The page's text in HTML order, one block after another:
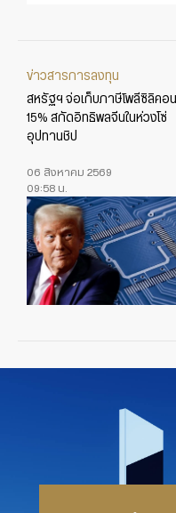
ข่าวสารการลงทุน
สหรัฐฯ จ่อเก็บภาษีโพลีซิลิคอน
15% สกัดอิทธิพลจีนในห่วงโซ่
อุปทานชิป
06 สิงหาคม 2569
09:58 น.